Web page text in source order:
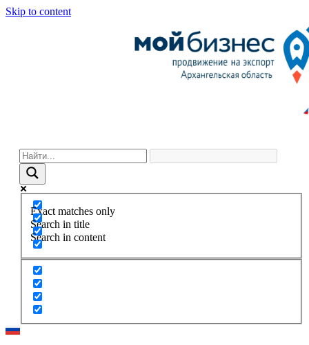
Skip to content
Exact matches only
Search in title
Search in content